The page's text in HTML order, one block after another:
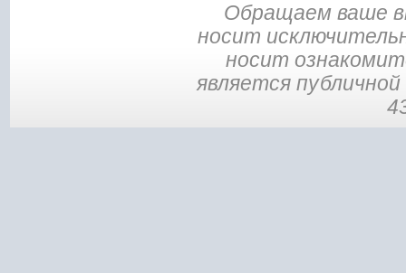
Обращаем ваше
носит
носит
является